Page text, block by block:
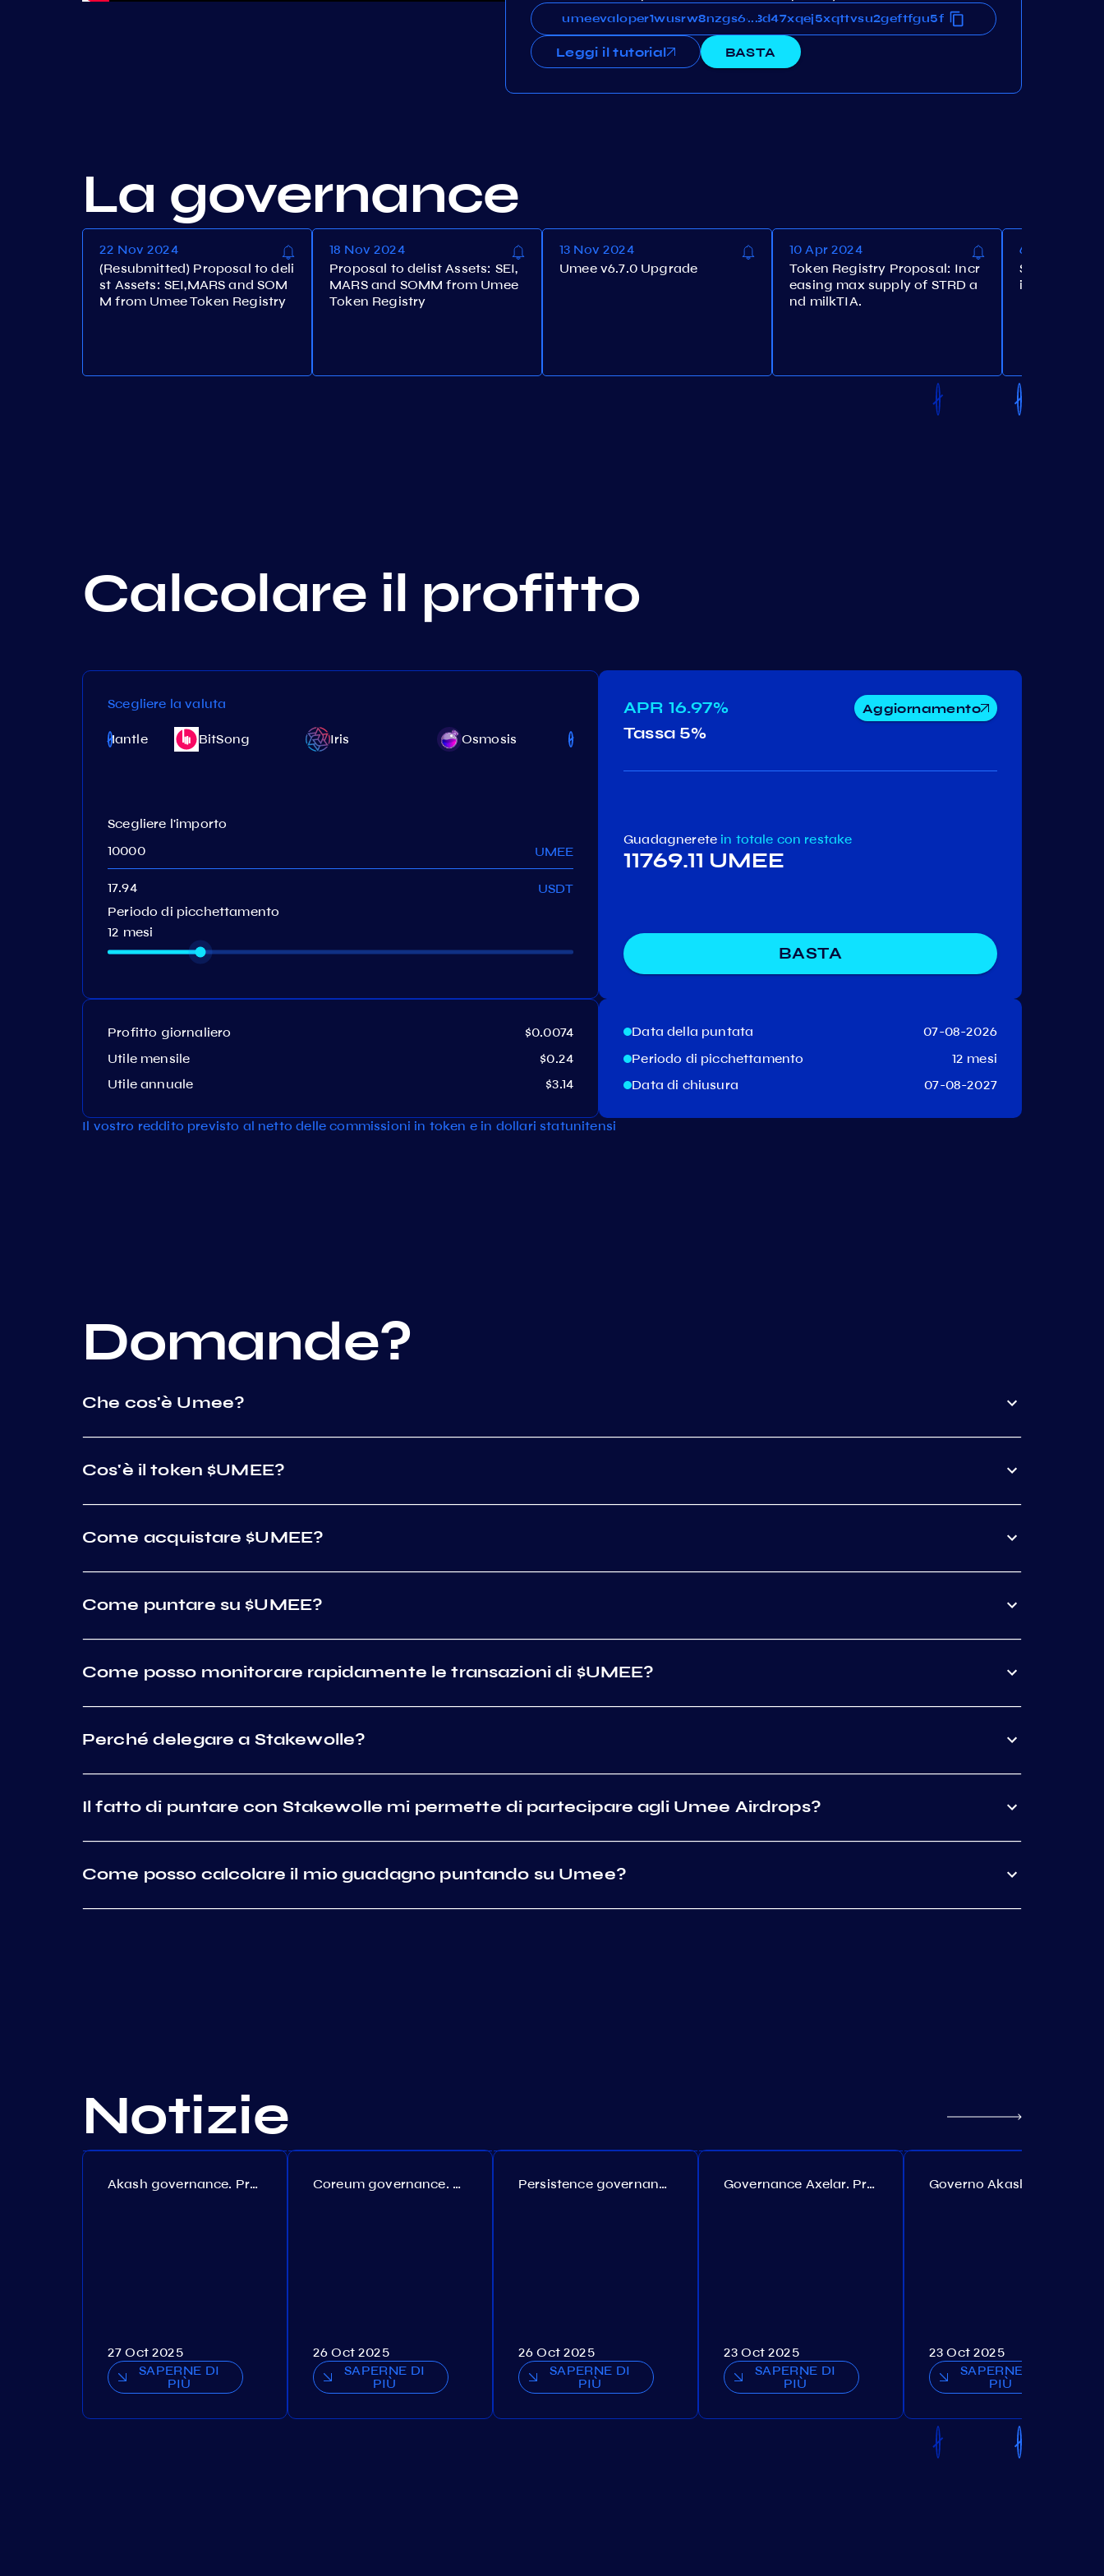
umeevaloper1wusrw8nzgs6d8d47xqej5xqttvsu2geftfgu5f
...
umeevaloper1wusrw8nzgs6d8d47xqej5xqttvsu2geftfgu5f
Leggi il tutorial BASTA
La governance
22 Nov 2024
(Resubmitted) Proposal to deli
st Assets: SEI,MARS and SOM
M from Umee Token Registry
18 Nov 2024
Proposal to delist Assets: SEI,
MARS and SOMM from Umee
Token Registry
13 Nov 2024
Umee v6.7.0 Upgrade
10 Apr 2024
Token Registry Proposal: Incr
easing max supply of STRD a
nd milkTIA.
6 Apr 2024
Shade
idity
Calcolare il profitto
Scegliere la valuta
AssetMantle BitSong Iris Osmosis Archway
Scegliere l'importo
UMEE
USDT
Periodo di picchettamento
12 mesi
Profitto giornaliero
$0.0074
Utile mensile
$0.24
Utile annuale
$3.14
APR 16.97% Aggiornamento
Tassa5%
Guadagnerete in totale con restake
11769.11 UMEE
BASTA
Data della puntata
07-08-2026
Periodo di picchettamento
12 mesi
Data di chiusura
07-08-2027
Il vostro reddito previsto al netto delle commissioni in token e in dollari statunitensi
Domande?
Che cos'è Umee?
Cos'è il token $UMEE?
Come acquistare $UMEE?
Come puntare su $UMEE?
Come posso monitorare rapidamente le transazioni di $UMEE?
Perché delegare a Stakewolle?
Il fatto di puntare con Stakewolle mi permette di partecipare agli Umee Airdrops?
Come posso calcolare il mio guadagno puntando su Umee?
Notizie
Akash governance. Proposal №308
27 Oct 2025
SAPERNE DI
PIÙ
Coreum governance. Proposal №22
26 Oct 2025
SAPERNE DI
PIÙ
Persistence governance. Proposal №150
26 Oct 2025
SAPERNE DI
PIÙ
Governance Axelar. Proposta №386
23 Oct 2025
SAPERNE DI
PIÙ
23 Oct 2025
SAPERNE DI
PIÙ